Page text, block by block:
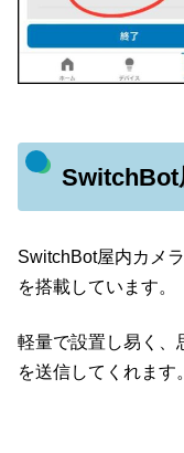
SwitchBot
SwitchBot屋内カメ
を搭載しています。
軽量で設置し易く、
を送信してくれます。